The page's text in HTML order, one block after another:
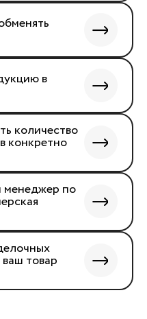
в
количество
конкретно
менеджер по
товар